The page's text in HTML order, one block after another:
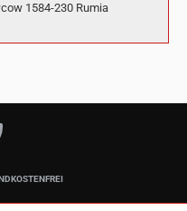
1584-230 Rumia